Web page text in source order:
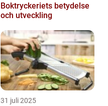
Boktryckeriets betydelse
och utveckling
31 juli 2025